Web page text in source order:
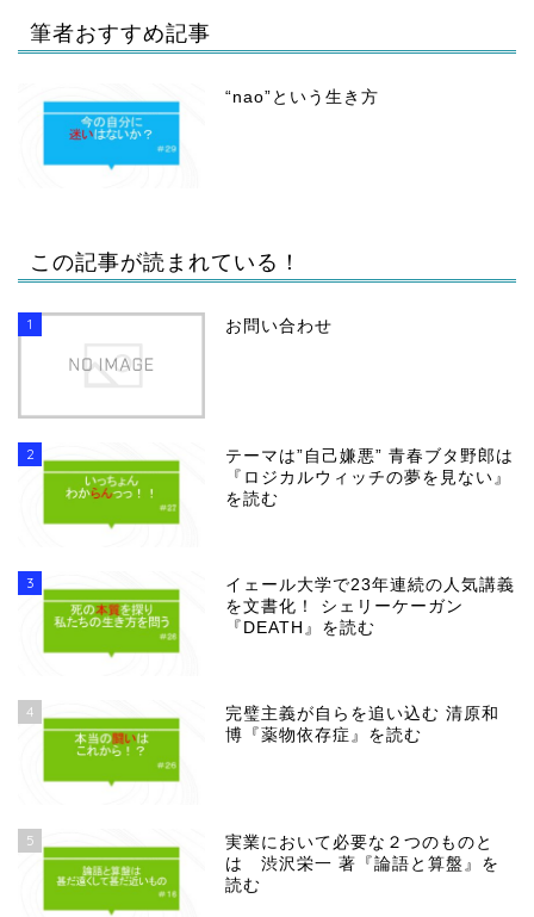
筆者おすすめ記事
“nao”という生き方
この記事が読まれている！
1 お問い合わせ
2
テーマは”自己嫌悪” 青春ブタ野郎は
『ロジカルウィッチの夢を見ない』
を読む
3
イェール大学で23年連続の人気講義
を文書化！ シェリーケーガン
『DEATH』を読む
4
完璧主義が自らを追い込む 清原和
博『薬物依存症』を読む
5
実業において必要な２つのものと
は 渋沢栄一 著『論語と算盤』を
読む